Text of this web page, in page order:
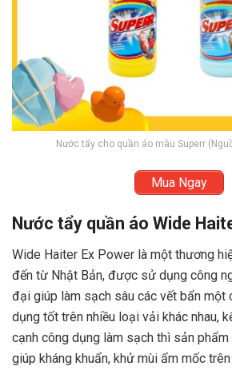
Nước tẩy cho quần áo màu Superr
Mua Ngay
Nước tẩy quần áo Wide
Wide Haiter Ex Power là một thương
đến từ Nhật Bản, được sử dụng công
đại giúp làm sạch sâu các vết bẩn một
dụng tốt trên nhiều loại vải khác nhau,
cạnh công dụng làm sạch thì sản
giúp kháng khuẩn, khử mùi ẩm mốc